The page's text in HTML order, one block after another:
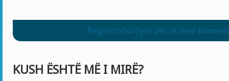
Regjistrohu/hyni për të lënë
KUSH ËSHTË MË I MIRË?